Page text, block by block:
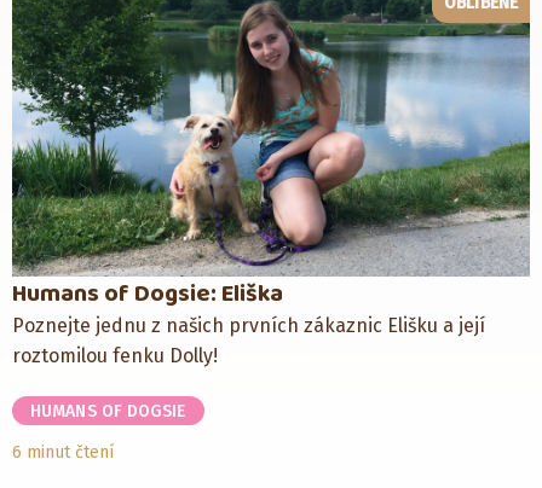
Humans of Dogsie: Eliška
Poznejte jednu z našich prvních zákaznic Elišku a její
roztomilou fenku Dolly!
HUMANS OF DOGSIE
6 minut čtení